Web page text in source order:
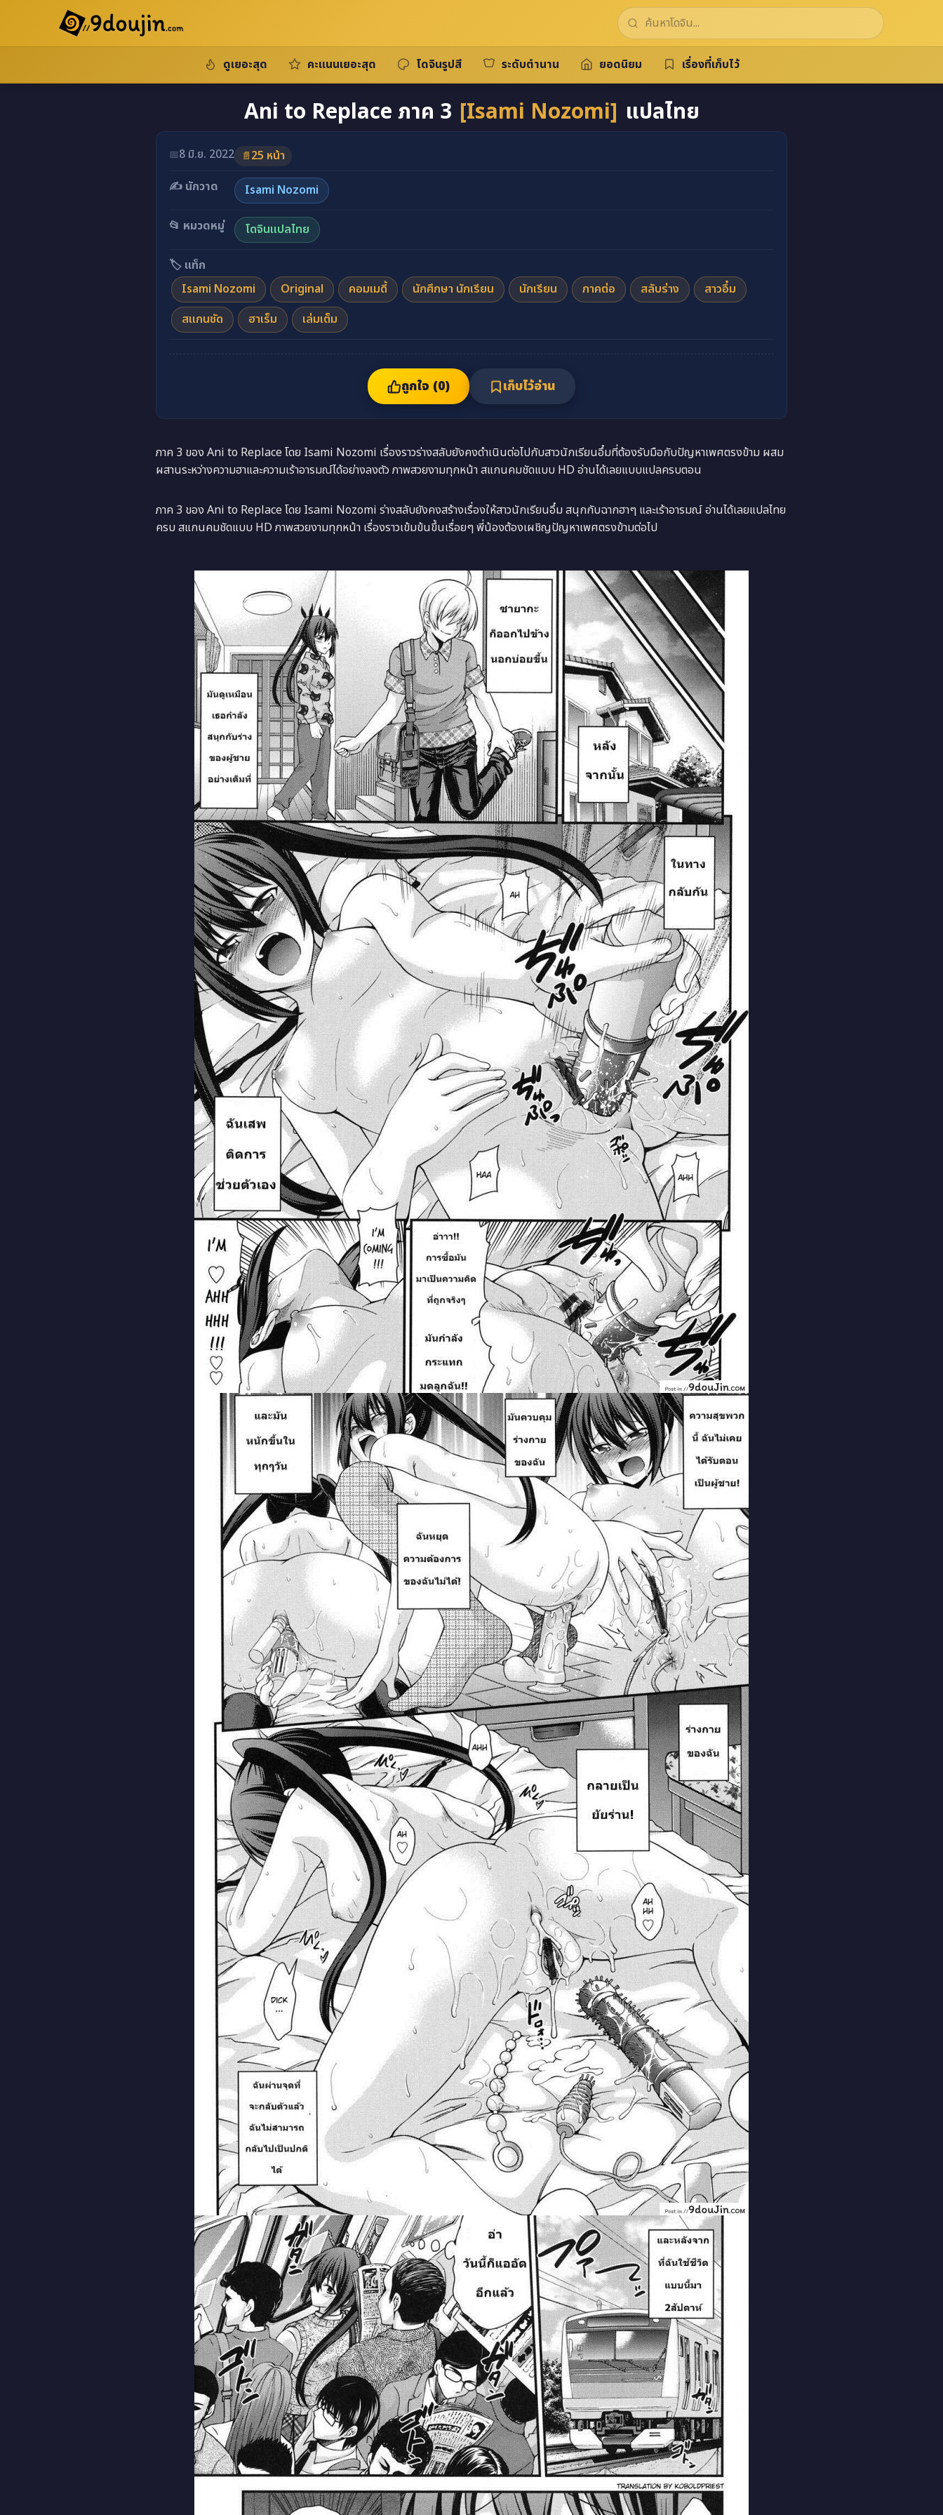
ดูเยอะสุด คะแนนเยอะสุด โดจินรูปสี ระดับตำนาน ยอดนิยม เรื่องที่เก็บไว้
Ani to Replace ภาค 3 [Isami Nozomi] แปลไทย
📅8 มิ.ย. 2022 📄25 หน้า
✍️ นักวาด
Isami Nozomi
📂 หมวดหมู่ โดจินแปลไทย
🏷️ แท็ก
Isami Nozomi
Original คอมเมดี้ นักศึกษา นักเรียน นักเรียน ภาคต่อ สลับร่าง
สาวอึ๋ม
สแกนชัด
ฮาเร็ม เล่มเต็ม
ถูกใจ (0) เก็บไว้อ่าน
ภาค 3 ของ Ani to Replace โดย Isami Nozomi เรื่องราวร่างสลับยังคงดำเนินต่อไปกับสาวนักเรียนอึ๋มที่ต้องรับมือกับปัญหาเพศตรงข้าม ผสม
ผสานระหว่างความฮาและความเร้าอารมณ์ได้อย่างลงตัว ภาพสวยงามทุกหน้า สแกนคมชัดแบบ HD อ่านได้เลยแบบแปลครบตอน
ภาค 3 ของ Ani to Replace โดย Isami Nozomi ร่างสลับยังคงสร้างเรื่องให้สาวนักเรียนอึ๋ม สนุกกับฉากฮาๆ และเร้าอารมณ์ อ่านได้เลยแปลไทย
ครบ สแกนคมชัดแบบ HD ภาพสวยงามทุกหน้า เรื่องราวเข้มข้นขึ้นเรื่อยๆ พี่น้องต้องเผชิญปัญหาเพศตรงข้ามต่อไป